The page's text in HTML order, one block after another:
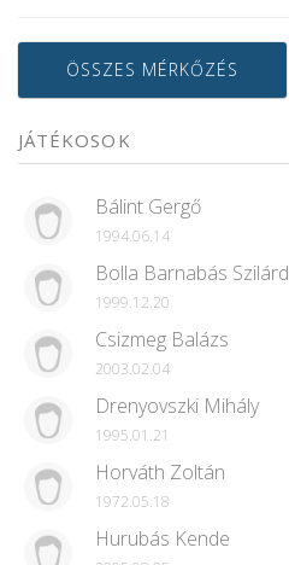
ÖSSZES MÉRKŐZÉS
JÁTÉKOSOK
Bálint Gergő
1994.06.14
Bolla Barnabás Szilárd
1999.12.20
Csizmeg Balázs
2003.02.04
Drenyovszki Mihály
1995.01.21
Horváth Zoltán
1972.05.18
Hurubás Kende